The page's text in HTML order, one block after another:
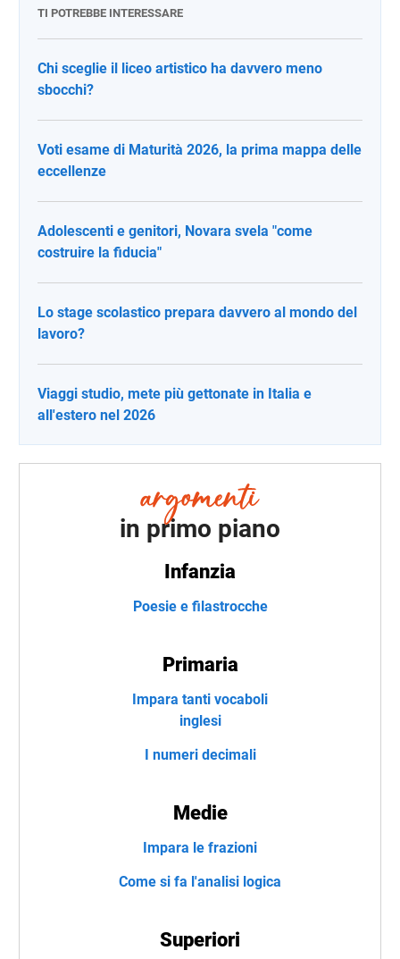
TI POTREBBE INTERESSARE
Chi sceglie il liceo artistico ha davvero meno
sbocchi?
Voti esame di Maturità 2026, la prima mappa delle
eccellenze
Adolescenti e genitori, Novara svela "come
costruire la fiducia"
Lo stage scolastico prepara davvero al mondo del
lavoro?
Viaggi studio, mete più gettonate in Italia e
all'estero nel 2026
in primo piano
Infanzia
Poesie e filastrocche
Primaria
Impara tanti vocaboli
inglesi
I numeri decimali
Medie
Impara le frazioni
Come si fa l'analisi logica
Superiori